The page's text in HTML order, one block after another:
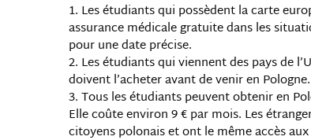
Les étudiants qui possèdent la carte
assurance médicale gratuite dans les
pour une date précise.
Les étudiants qui viennent des pays de
doivent l’acheter avant de venir en Pologne.
Tous les étudiants peuvent obtenir en
Elle coûte environ 9 € par mois. Les
citoyens polonais et ont le même accès